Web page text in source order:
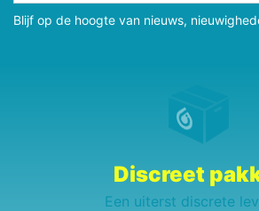
Blijf op de hoogte van nieuws,
Discreet
Een uiterst discrete